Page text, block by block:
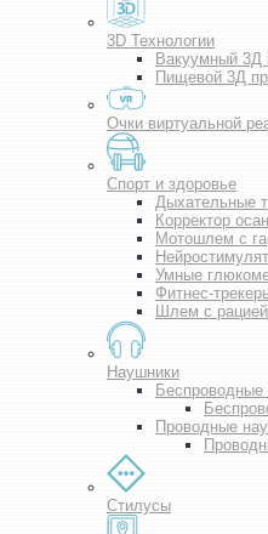
3D Технологии
Вакуумный 3Д
Пищевой 3Д
Очки виртуальной
Спорт и здоровье
Дыхательные
Корректор
Мотошлем с
Умные
Фитнес-
Шлем с рацией
Наушники
Беспроводные
Проводные
Стилусы